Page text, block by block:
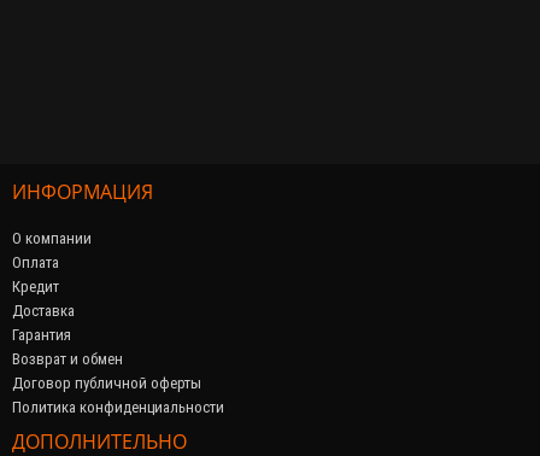
ИНФОРМАЦИЯ
О компании
Оплата
Кредит
Доставка
Гарантия
Возврат и обмен
Договор публичной оферты
Политика конфиденциальности
ДОПОЛНИТЕЛЬНО